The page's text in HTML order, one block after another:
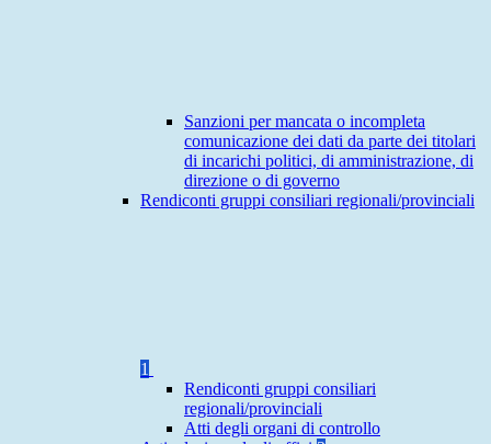
Sanzioni per mancata o incompleta
comunicazione dei dati da parte dei titolari
di incarichi politici, di amministrazione, di
direzione o di governo
Rendiconti gruppi consiliari regionali/provinciali
1
Rendiconti gruppi consiliari
regionali/provinciali
Atti degli organi di controllo